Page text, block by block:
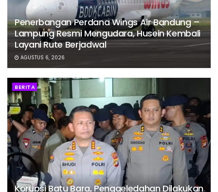
Penerbangan Perdana Wings Air Bandung –
Lampung Resmi Mengudara, Husein Kembali
Layani Rute Berjadwal
AGUSTUS 6, 2026
BERITA
Korupsi Batu Bara, Penggeledahan Dilakukan